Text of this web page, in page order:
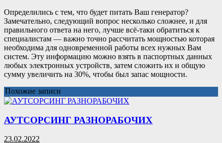
Определились с тем, что будет питать Ваш генератор?
Замечательно, следующий вопрос несколько сложнее, и для
правильного ответа на него, лучше всё-таки обратиться к
специалистам — важно точно рассчитать мощностью которая
необходима для одновременной работы всех нужных Вам
систем. Эту информацию можно взять в паспортных данных
любых электронных устройств, затем сложить их и общую
сумму увеличить на 30%, чтобы был запас мощности.
Похожие записи
АУТСОРСИНГ РАЗНОРАБОЧИХ
23.02.2022